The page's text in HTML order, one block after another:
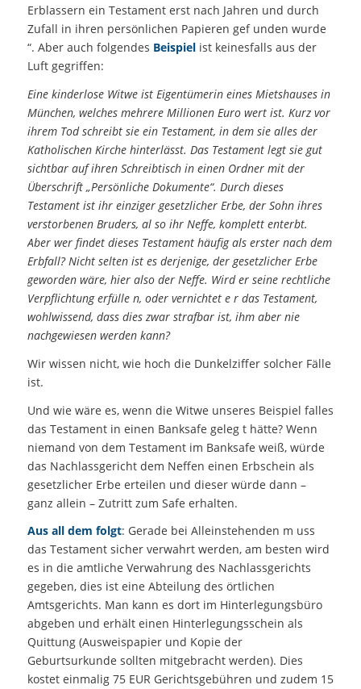
Erblassern ein Testament erst nach Jahren und durch
Zufall in ihren persönlichen Papieren gef unden wurde
“. Aber auch folgendes Beispielist keinesfalls aus der
Luft gegriffen:
Eine kinderlose Witwe ist Eigentümerin eines Mietshauses in
München, welches mehrere Millionen Euro wert ist. Kurz vor
ihrem Tod schreibt sie ein Testament, in dem sie alles der
Katholischen Kirche hinterlässt. Das Testament legt sie gut
sichtbar auf ihren Schreibtisch in einen Ordner mit der
Überschrift „Persönliche Dokumente“. Durch dieses
Testament ist ihr einziger gesetzlicher Erbe, der Sohn ihres
verstorbenen Bruders, al so ihr Neffe, komplett enterbt.
Aber wer findet dieses Testament häufig als erster nach dem
Erbfall? Nicht selten ist es derjenige, der gesetzlicher Erbe
geworden wäre, hier also der Neffe. Wird er seine rechtliche
Verpflichtung erfülle n, oder vernichtet e r das Testament,
wohlwissend, dass dies zwar strafbar ist, ihm aber nie
nachgewiesen werden kann?
Wir wissen nicht, wie hoch die Dunkelziffer solcher Fälle
ist.
Und wie wäre es, wenn die Witwe unseres Beispiel falles
das Testament in einen Banksafe geleg t hätte? Wenn
niemand von dem Testament im Banksafe weiß, würde
das Nachlassgericht dem Neffen einen Erbschein als
gesetzlicher Erbe erteilen und dieser würde dann –
ganz allein – Zutritt zum Safe erhalten.
Aus all dem folgt: Gerade bei Alleinstehenden m uss
das Testament sicher verwahrt werden, am besten wird
es in die amtliche Verwahrung des Nachlassgerichts
gegeben, dies ist eine Abteilung des örtlichen
Amtsgerichts. Man kann es dort im Hinterlegungsbüro
abgeben und erhält einen Hinterlegungsschein als
Quittung (Ausweispapier und Kopie der
Geburtsurkunde sollten mitgebracht werden). Dies
kostet einmalig 75 EUR Gerichtsgebühren und zudem 15